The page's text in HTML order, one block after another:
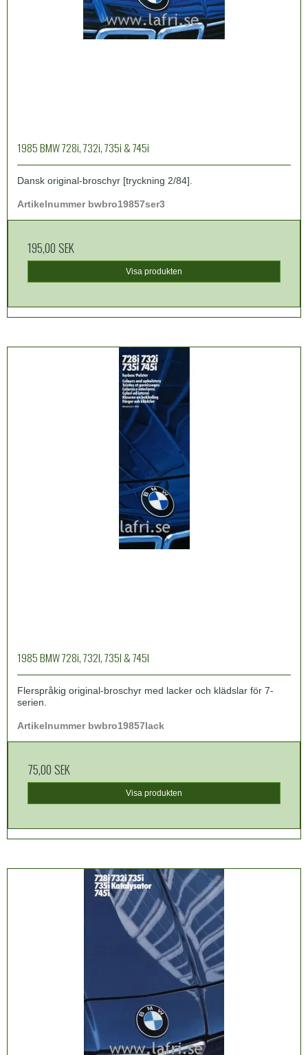
1985 BMW 728i, 732i, 735i & 745i
Dansk original-broschyr [tryckning 2/84].
Artikelnummer bwbro19857ser3
195,00 SEK
Visa produkten
1985 BMW 728i, 732I, 735I & 745I
Flerspråkig original-broschyr med lacker och klädslar för 7-
serien.
Artikelnummer bwbro19857lack
75,00 SEK
Visa produkten